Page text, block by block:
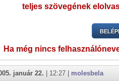
teljes szövegének
Ha még nincs
január 22. | 12:27 | molesbela